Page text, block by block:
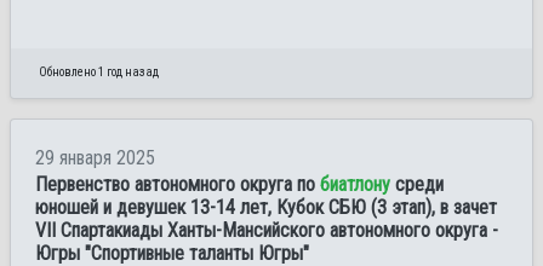
Обновлено 1 год назад
29 января 2025
Первенство автономного округа по биатлону среди
юношей и девушек 13-14 лет, Кубок СБЮ (3 этап), в зачет
VII Спартакиады Ханты-Мансийского автономного округа -
Югры "Спортивные таланты Югры"